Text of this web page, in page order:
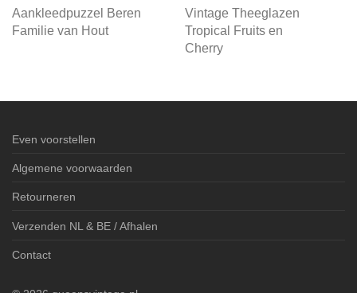
Aankleedpuzzel Beren
Familie van Hout
Vintage Theeglazen
Tropical Fruits en
Cherry
Even voorstellen
Algemene voorwaarden
Retourneren
Verzenden NL & BE / Afhalen
Contact